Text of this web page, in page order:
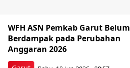
WFH ASN Pemkab Garut Belum
Berdampak pada Perubahan
Anggaran 2026